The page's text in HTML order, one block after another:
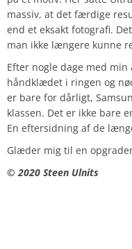
massiv, at det færdige
end et eksakt fotografi.
man ikke længere kunne
Efter nogle dage med min
håndklædet i ringen og
er bare for dårligt,
klassen. Det er ikke bare
En eftersidning af de
Glæder mig til en
© 2020 Steen Ulnits